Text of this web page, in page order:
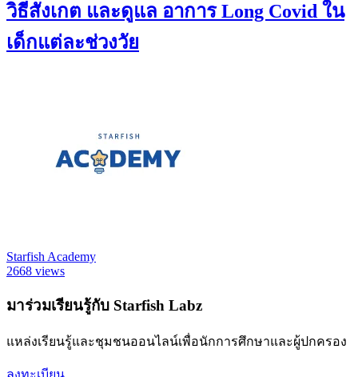
วิธีสังเกต และดูแล อาการ Long Covid ใน
เด็กแต่ละช่วงวัย
Starfish Academy
2668 views
มาร่วมเรียนรู้กับ Starfish Labz
แหล่งเรียนรู้และชุมชนออนไลน์เพื่อนักการศึกษาและผู้ปกครอง